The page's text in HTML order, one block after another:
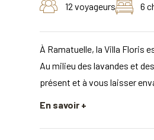
12 voyageurs 6
À Ramatuelle, la Villa Floris
Au milieu des lavandes et
présent et à vous laisser
En savoir +